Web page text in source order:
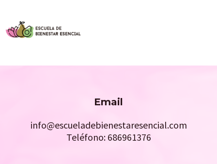
Email
info@escueladebienestaresencial.com
Teléfono: 686961376